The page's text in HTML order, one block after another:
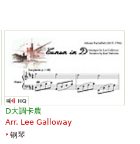
好幾個教堂的風琴師。他著名作
把小提琴與數字低音的《D大調卡
article "约翰·帕赫贝尔" text is
D大調卡農
Arr. Lee Galloway
钢琴